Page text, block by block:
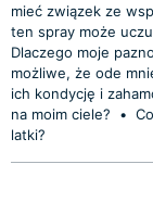
mieć związek ze
ten spray może
Dlaczego moje
możliwe, że ode
ich kondycję i
na moim ciele?
•
latki?